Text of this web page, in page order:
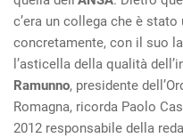
c’era un collega che è
concretamente, con il suo
l’asticella della qualità
Ramunno, presidente
Romagna, ricorda Paolo
2012 responsabile della